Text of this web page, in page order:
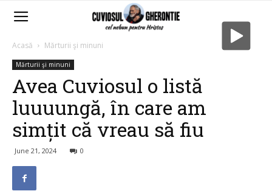
Acasă Mărturii şi minuni
Mărturii şi minuni
Avea Cuviosul o listă
luuuungă, în care am
simțit că vreau să fiu
June 21, 2024 0